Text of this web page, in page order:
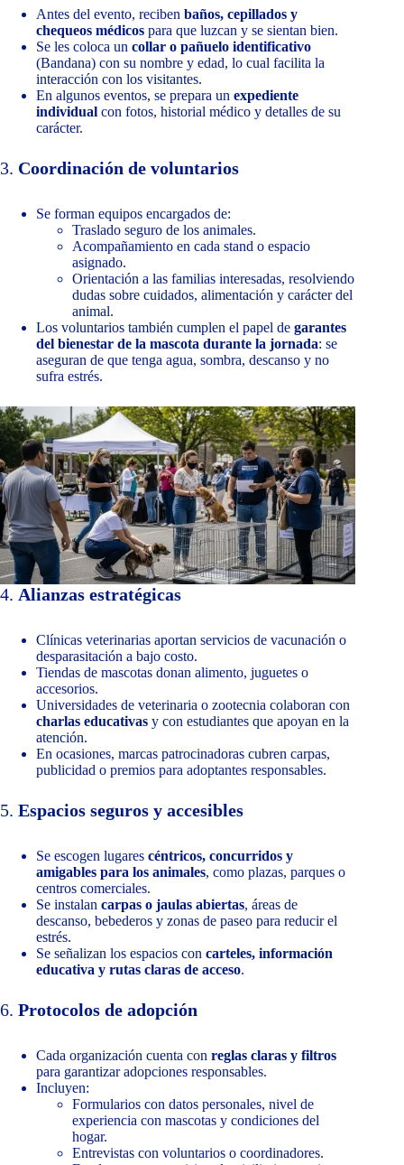
Antes del evento, reciben baños, cepillados y
chequeos médicos para que luzcan y se sientan bien.
Se les coloca un collar o pañuelo identificativo
(Bandana) con su nombre y edad, lo cual facilita la
interacción con los visitantes.
En algunos eventos, se prepara un expediente
individual con fotos, historial médico y detalles de su
carácter.
3. Coordinación de voluntarios
Se forman equipos encargados de:
Traslado seguro de los animales.
Acompañamiento en cada stand o espacio
asignado.
Orientación a las familias interesadas, resolviendo
dudas sobre cuidados, alimentación y carácter del
animal.
Los voluntarios también cumplen el papel de garantes
del bienestar de la mascota durante la jornada: se
aseguran de que tenga agua, sombra, descanso y no
sufra estrés.
4. Alianzas estratégicas
Clínicas veterinarias aportan servicios de vacunación o
desparasitación a bajo costo.
Tiendas de mascotas donan alimento, juguetes o
accesorios.
Universidades de veterinaria o zootecnia colaboran con
charlas educativas y con estudiantes que apoyan en la
atención.
En ocasiones, marcas patrocinadoras cubren carpas,
publicidad o premios para adoptantes responsables.
5. Espacios seguros y accesibles
Se escogen lugares céntricos, concurridos y
amigables para los animales, como plazas, parques o
centros comerciales.
Se instalan carpas o jaulas abiertas, áreas de
descanso, bebederos y zonas de paseo para reducir el
estrés.
Se señalizan los espacios con carteles, información
educativa y rutas claras de acceso.
6. Protocolos de adopción
Cada organización cuenta con reglas claras y filtros
para garantizar adopciones responsables.
Incluyen:
Formularios con datos personales, nivel de
experiencia con mascotas y condiciones del
hogar.
Entrevistas con voluntarios o coordinadores.